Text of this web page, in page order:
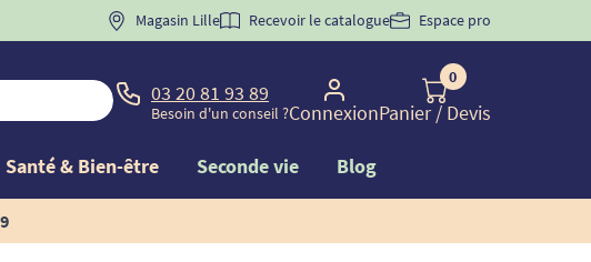
BIENVENUE" pourla 1ère commande d'incontinence
Magasin Lille Recevoir le catalogue Espace pro
03 20 81 93 89
Besoin d'un conseil ?Connexion
0
Panier/ Devis
Santé & Bien-être Seconde vie Blog